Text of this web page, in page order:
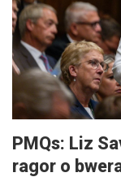
PMQs: Liz
ragor o